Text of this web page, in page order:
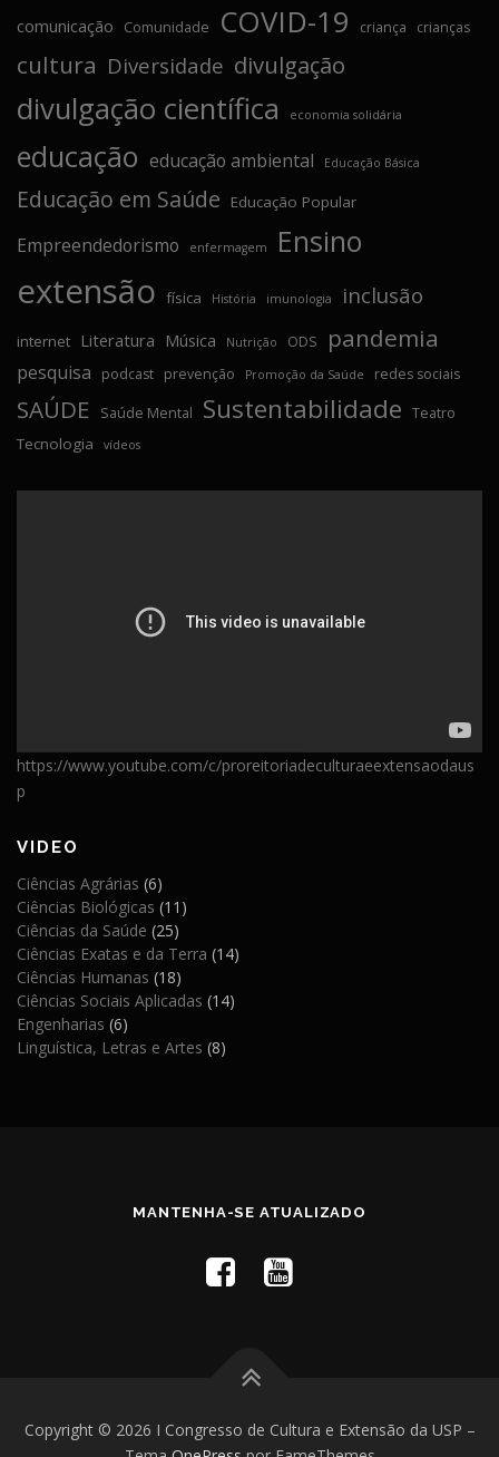
comunicação Comunidade COVID-19 criança crianças
cultura Diversidade divulgação
divulgação científica economia solidária
educação educação ambiental Educação Básica
Educação em Saúde Educação Popular
Empreendedorismo enfermagem Ensino
extensão física História imunologia inclusão
internet Literatura Música Nutrição ODS pandemia
pesquisa podcast prevenção Promoção da Saúde redes sociais
SAÚDE Saúde Mental Sustentabilidade Teatro
Tecnologia vídeos
https://www.youtube.com/c/proreitoriadeculturaeextensaodaus
p
VIDEO
Ciências Agrárias (6)
Ciências Biológicas (11)
Ciências da Saúde (25)
Ciências Exatas e da Terra (14)
Ciências Humanas (18)
Ciências Sociais Aplicadas (14)
Engenharias (6)
Linguística, Letras e Artes (8)
MANTENHA-SE ATUALIZADO
Copyright © 2026 I Congresso de Cultura e Extensão da USP –